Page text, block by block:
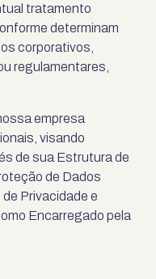
tratamento
determinam
corporativos,
regulamentares,
empresa
visando
de sua Estrutura de
de Dados
Privacidade e
Encarregado pela